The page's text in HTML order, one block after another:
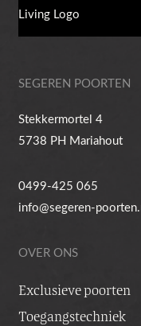
SEGEREN POORTEN
Stekkermortel 4
5738 PH Mariahout
0499-425 065
info@segeren-
OVER ONS
Exclusieve poorten
Toegangstechniek